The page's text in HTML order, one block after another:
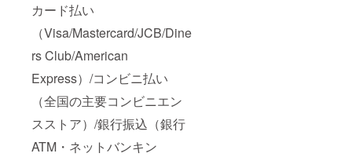
カード払い
（Visa/Mastercard/JCB/Dine
rs Club/American
Express）/コンビニ払い
（全国の主要コンビニエン
スストア）/銀行振込（銀行
ATM・ネットバンキン